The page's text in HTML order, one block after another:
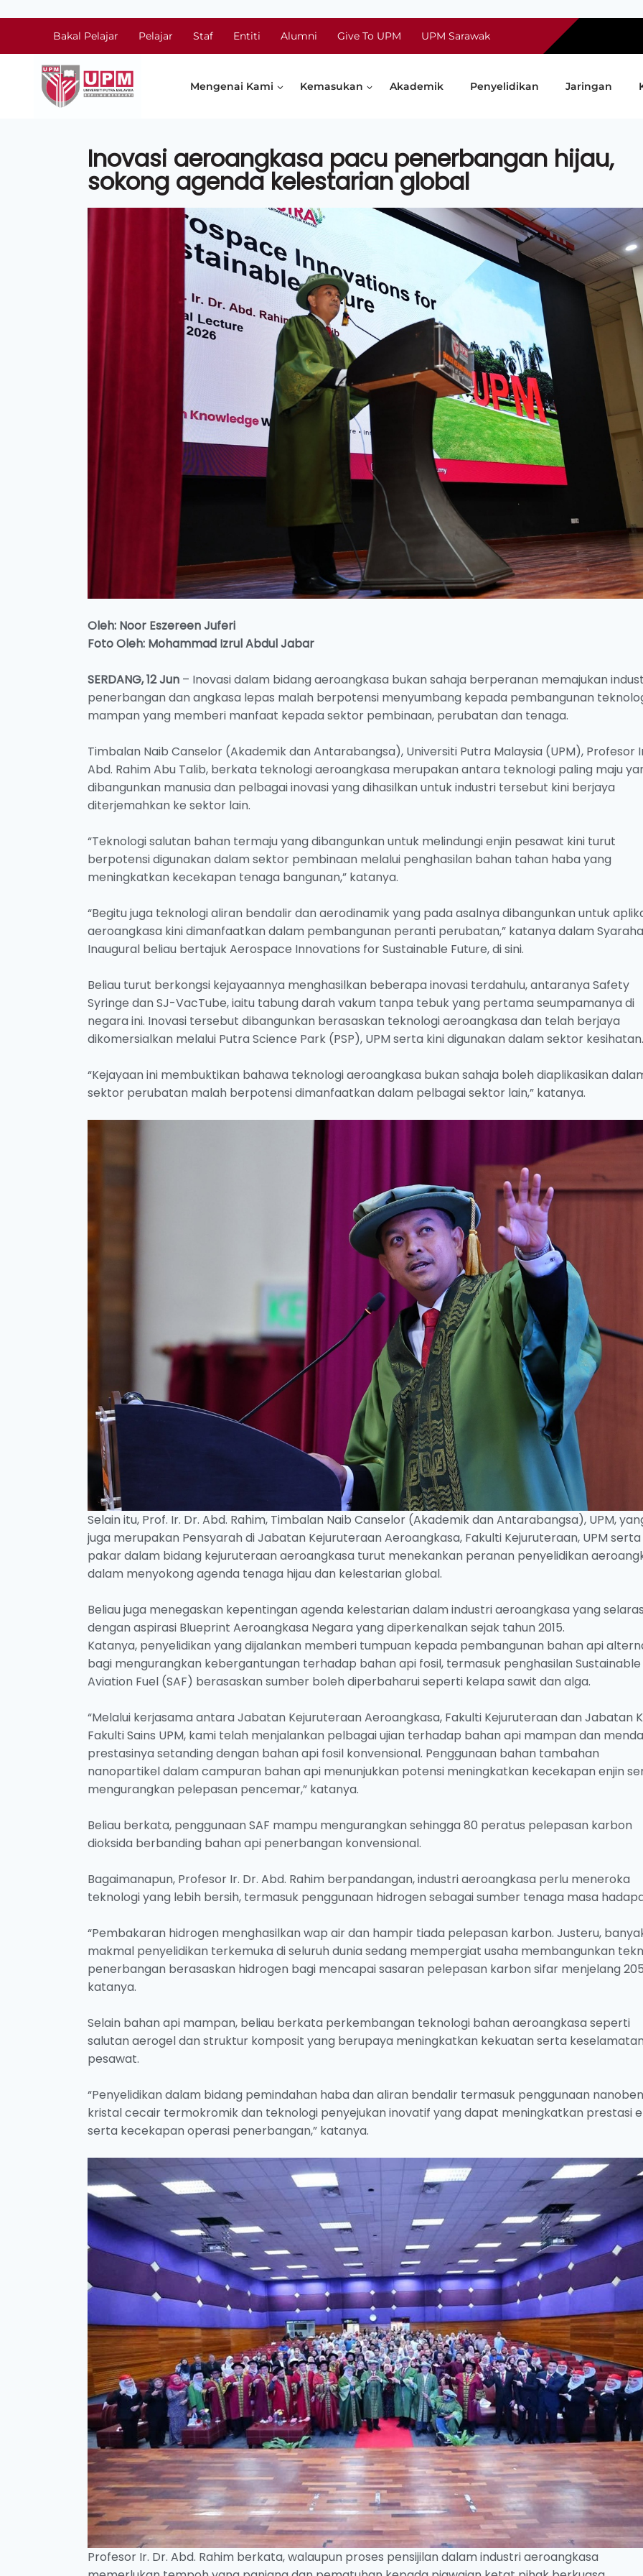
Bakal Pelajar Pelajar Staf Entiti Alumni Give To UPM UPM Sarawak
Mengenai Kami Kemasukan Akademik Penyelidikan Jaringan
Inovasi aeroangkasa pacu penerbangan hijau,
sokong agenda kelestarian global
Oleh: Noor Eszereen Juferi
Foto Oleh: Mohammad Izrul Abdul Jabar
SERDANG, 12 Jun – Inovasi dalam bidang aeroangkasa bukan sahaja berperanan memajukan
penerbangan dan angkasa lepas malah berpotensi menyumbang kepada pembangunan
mampan yang memberi manfaat kepada sektor pembinaan, perubatan dan tenaga.
Timbalan Naib Canselor (Akademik dan Antarabangsa), Universiti Putra Malaysia (UPM), Profesor
Abd. Rahim Abu Talib, berkata teknologi aeroangkasa merupakan antara teknologi paling maju
dibangunkan manusia dan pelbagai inovasi yang dihasilkan untuk industri tersebut kini berjaya
diterjemahkan ke sektor lain.
“Teknologi salutan bahan termaju yang dibangunkan untuk melindungi enjin pesawat kini turut
berpotensi digunakan dalam sektor pembinaan melalui penghasilan bahan tahan haba yang
meningkatkan kecekapan tenaga bangunan,” katanya.
“Begitu juga teknologi aliran bendalir dan aerodinamik yang pada asalnya dibangunkan untuk
aeroangkasa kini dimanfaatkan dalam pembangunan peranti perubatan,” katanya dalam
Inaugural beliau bertajuk Aerospace Innovations for Sustainable Future, di sini.
Beliau turut berkongsi kejayaannya menghasilkan beberapa inovasi terdahulu, antaranya Safety
Syringe dan SJ-VacTube, iaitu tabung darah vakum tanpa tebuk yang pertama seumpamanya di
negara ini. Inovasi tersebut dibangunkan berasaskan teknologi aeroangkasa dan telah berjaya
dikomersialkan melalui Putra Science Park (PSP), UPM serta kini digunakan dalam sektor kesihatan.
“Kejayaan ini membuktikan bahawa teknologi aeroangkasa bukan sahaja boleh diaplikasikan
sektor perubatan malah berpotensi dimanfaatkan dalam pelbagai sektor lain,” katanya.
Selain itu, Prof. Ir. Dr. Abd. Rahim, Timbalan Naib Canselor (Akademik dan Antarabangsa), UPM,
juga merupakan Pensyarah di Jabatan Kejuruteraan Aeroangkasa, Fakulti Kejuruteraan, UPM serta
pakar dalam bidang kejuruteraan aeroangkasa turut menekankan peranan penyelidikan
dalam menyokong agenda tenaga hijau dan kelestarian global.
Beliau juga menegaskan kepentingan agenda kelestarian dalam industri aeroangkasa yang
dengan aspirasi Blueprint Aeroangkasa Negara yang diperkenalkan sejak tahun 2015.
Katanya, penyelidikan yang dijalankan memberi tumpuan kepada pembangunan bahan api
bagi mengurangkan kebergantungan terhadap bahan api fosil, termasuk penghasilan Sustainable
Aviation Fuel (SAF) berasaskan sumber boleh diperbaharui seperti kelapa sawit dan alga.
“Melalui kerjasama antara Jabatan Kejuruteraan Aeroangkasa, Fakulti Kejuruteraan dan Jabatan
Fakulti Sains UPM, kami telah menjalankan pelbagai ujian terhadap bahan api mampan dan
prestasinya setanding dengan bahan api fosil konvensional. Penggunaan bahan tambahan
nanopartikel dalam campuran bahan api menunjukkan potensi meningkatkan kecekapan enjin
mengurangkan pelepasan pencemar,” katanya.
Beliau berkata, penggunaan SAF mampu mengurangkan sehingga 80 peratus pelepasan karbon
dioksida berbanding bahan api penerbangan konvensional.
Bagaimanapun, Profesor Ir. Dr. Abd. Rahim berpandangan, industri aeroangkasa perlu meneroka
teknologi yang lebih bersih, termasuk penggunaan hidrogen sebagai sumber tenaga masa
“Pembakaran hidrogen menghasilkan wap air dan hampir tiada pelepasan karbon. Justeru,
makmal penyelidikan terkemuka di seluruh dunia sedang mempergiat usaha membangunkan
penerbangan berasaskan hidrogen bagi mencapai sasaran pelepasan karbon sifar menjelang
katanya.
Selain bahan api mampan, beliau berkata perkembangan teknologi bahan aeroangkasa seperti
salutan aerogel dan struktur komposit yang berupaya meningkatkan kekuatan serta
pesawat.
“Penyelidikan dalam bidang pemindahan haba dan aliran bendalir termasuk penggunaan
kristal cecair termokromik dan teknologi penyejukan inovatif yang dapat meningkatkan prestasi
serta kecekapan operasi penerbangan,” katanya.
Profesor Ir. Dr. Abd. Rahim berkata, walaupun proses pensijilan dalam industri aeroangkasa